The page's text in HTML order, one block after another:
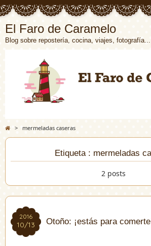
El Faro de Caramelo
Blog sobre repostería, cocina, viajes, fotografía...
> mermeladas caseras
Etiqueta : mermeladas
2 posts
2016
10/13
2016
10/13 Otoño: ¡estás para